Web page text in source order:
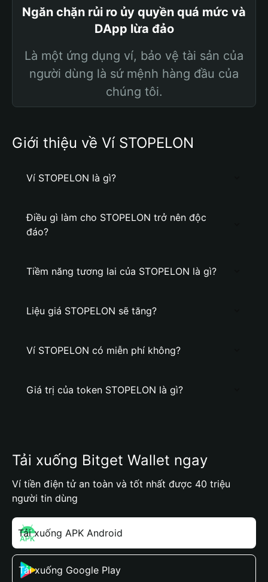
Ngăn chặn rủi ro ủy quyền quá mức và
DApp lừa đảo
Là một ứng dụng ví, bảo vệ tài sản của
người dùng là sứ mệnh hàng đầu của
chúng tôi.
Giới thiệu về Ví STOPELON
Ví STOPELON là gì?
Điều gì làm cho STOPELON trở nên độc
đáo?
Tiềm năng tương lai của STOPELON là gì?
Liệu giá STOPELON sẽ tăng?
Ví STOPELON có miễn phí không?
Giá trị của token STOPELON là gì?
Tải xuống Bitget Wallet ngay
Ví tiền điện tử an toàn và tốt nhất được 40 triệu
người tin dùng
Tải xuống APK Android
Tải xuống Google Play